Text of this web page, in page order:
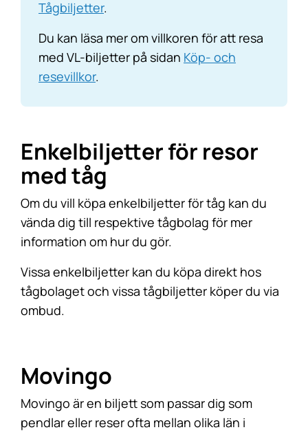
Tågbiljetter.
Du kan läsa mer om villkoren för att resa
med VL-biljetter på sidan Köp- och
resevillkor.
Enkelbiljetter för resor
med tåg
Om du vill köpa enkelbiljetter för tåg kan du
vända dig till respektive tågbolag för mer
information om hur du gör.
Vissa enkelbiljetter kan du köpa direkt hos
tågbolaget och vissa tågbiljetter köper du via
ombud.
Movingo
Movingo är en biljett som passar dig som
pendlar eller reser ofta mellan olika län i